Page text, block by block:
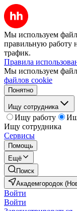
Мы используем
правильную работу
трафик.
Правила
Мы используем
файлов cookie
Понятно
Ищу сотрудника
Ищу работу
Ищу сотрудника
Сервисы
Помощь
Ещё
Поиск
Академгородок
Войти
Войти